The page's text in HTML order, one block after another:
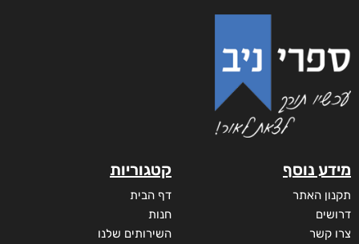
מידע נוסף
תקנון האתר
דרושים
צרו קשר
קטגוריות
דף הבית
חנות
השירותים שלנו